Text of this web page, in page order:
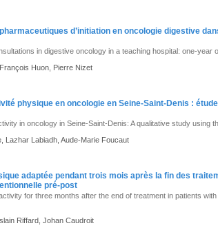
d’initiation en oncologie digestive
in digestive oncology in a teaching hospital: one-year
Huon, Pierre Nizet
physique en oncologie en Seine-Saint-Denis :
in oncology in Seine-Saint-Denis: A qualitative study using
Lazhar Labiadh, Aude-Marie Foucaut
adaptée pendant trois mois après la fin des
pré-post
for three months after the end of treatment in patients
Riffard, Johan Caudroit